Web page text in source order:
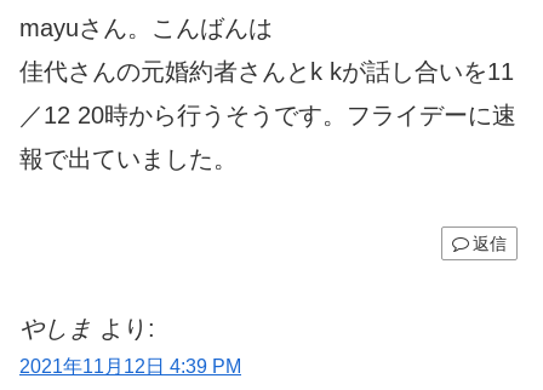
mayuさん。こんばんは
佳代さんの元婚約者さんとk kが話し合いを11
／12 20時から行うそうです。フライデーに速
報で出ていました。
返信
やしま より:
2021年11月12日 4:39 PM